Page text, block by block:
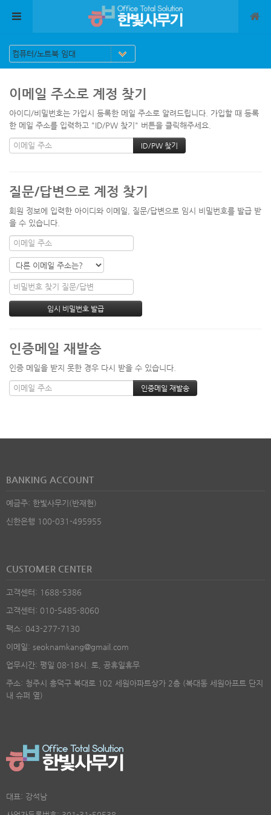
이메일 주소로 계정 찾기
아이디/비밀번호는 가입시 등록한 메일 주소로 알려드립니다. 가입할 때 등록
한 메일 주소를 입력하고 "ID/PW 찾기" 버튼을 클릭해주세요.
질문/답변으로 계정 찾기
회원 정보에 입력한 아이디와 이메일, 질문/답변으로 임시 비밀번호를 발급 받
을 수 있습니다.
인증메일 재발송
인증 메일을 받지 못한 경우 다시 받을 수 있습니다.
BANKING ACCOUNT
예금주: 한빛사무기(반재현)
신한은행 100-031-495955
CUSTOMER CENTER
고객센터: 1688-5386
고객센터: 010-5485-8060
팩스: 043-277-7130
이메일: seoknamkang@gmail.com
업무시간: 평일 08-18시. 토, 공휴일휴무
주소: 청주시 흥덕구 복대로 102 세원아파트상가 2층 (복대동 세원아프트 단지
내 슈퍼 옆)
대표: 강석남